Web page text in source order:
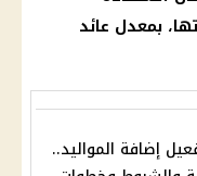
من قيمتها، بمعدل عائد
إضافة المواليد..